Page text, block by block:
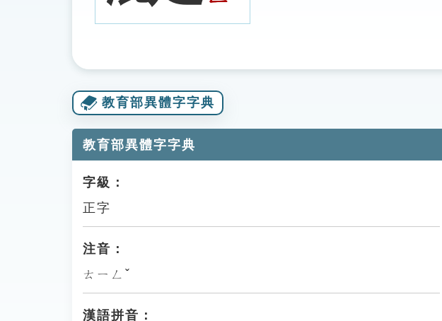
教育部異體字字典
教育部異體字字典
字級：
正字
注音：
ㄊㄧㄥˇ
漢語拼音：